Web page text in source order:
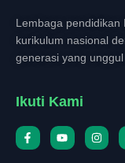
Lembaga pendidikan
kurikulum nasional
generasi yang
Ikuti Kami